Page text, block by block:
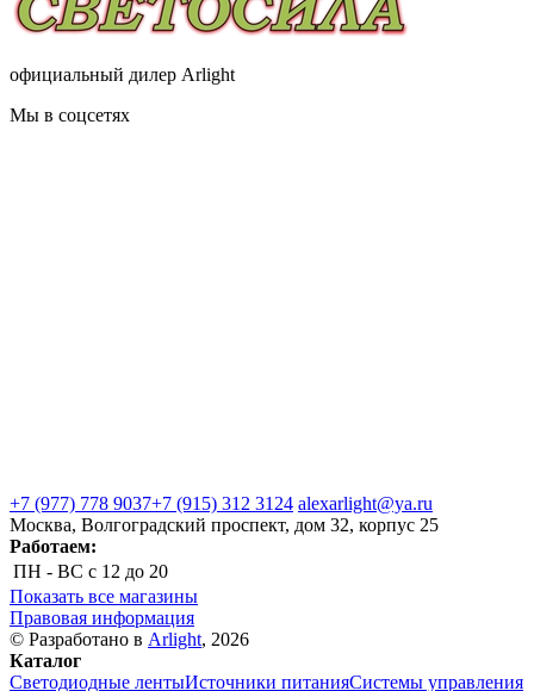
официальный дилер Arlight
Мы в соцсетях
+7 (977) 778 9037+7 (915) 312 3124 alexarlight@ya.ru
Москва, Волгоградский проспект, дом 32, корпус 25
Работаем:
ПН - ВС с 12 до 20
Показать все магазины
Правовая информация
© Разработано в Arlight, 2026
Каталог
Светодиодные лентыИсточники питанияСистемы управления